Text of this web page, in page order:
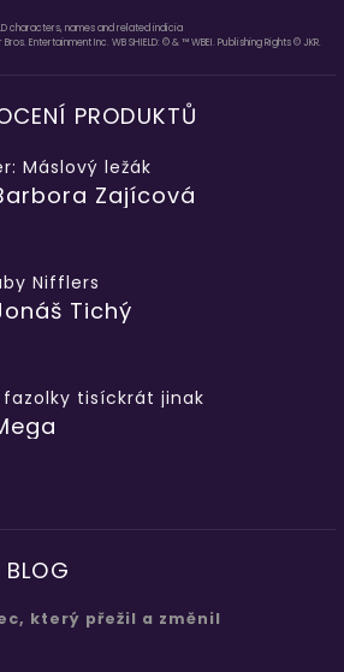
characters, names and related indicia
Entertainment Inc. WB SHIELD: © & ™ WBEI. Publishing Rights © JKR.
PRODUKTŮ
Máslový ležák
Zajícová
Nifflers
Tichý
tisíckrát jinak
který přežil a změnil